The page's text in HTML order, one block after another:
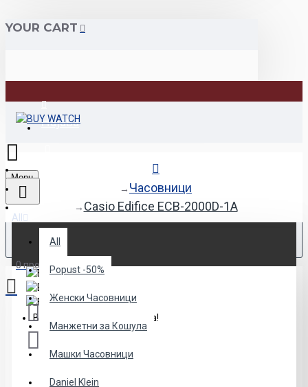
YOUR CART
Најава
Menu
All
All
Popust -50%
Женски Часовници
Манжетни за Кошула
Машки Часовници
Daniel Klein
0 продукт(и) - 0den
Вашата кошничка е празна!
Часовници
Casio Edifice ECB-2000D-1A